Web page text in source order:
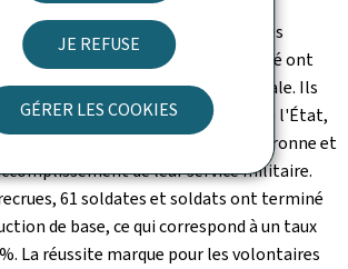
JE REFUSE
GÉRER LES COOKIES
61 soldates et soldats volontaires
de droiture et de fiabilité ont
avoir réussi cette formation initiale. Ils
la Constitution, les lois de l'État,
et à servir fidèlement la Couronne et
de leur service militaire.
61 soldates et soldats ont terminé
de base, ce qui correspond à un taux
La réussite marque pour les volontaires